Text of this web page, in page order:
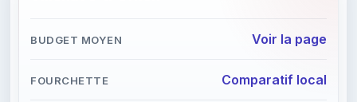
Voir la page
Comparatif local